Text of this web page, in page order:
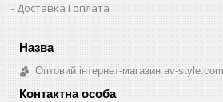
Доставка і оплата
Оптовий інтернет-магазин av-